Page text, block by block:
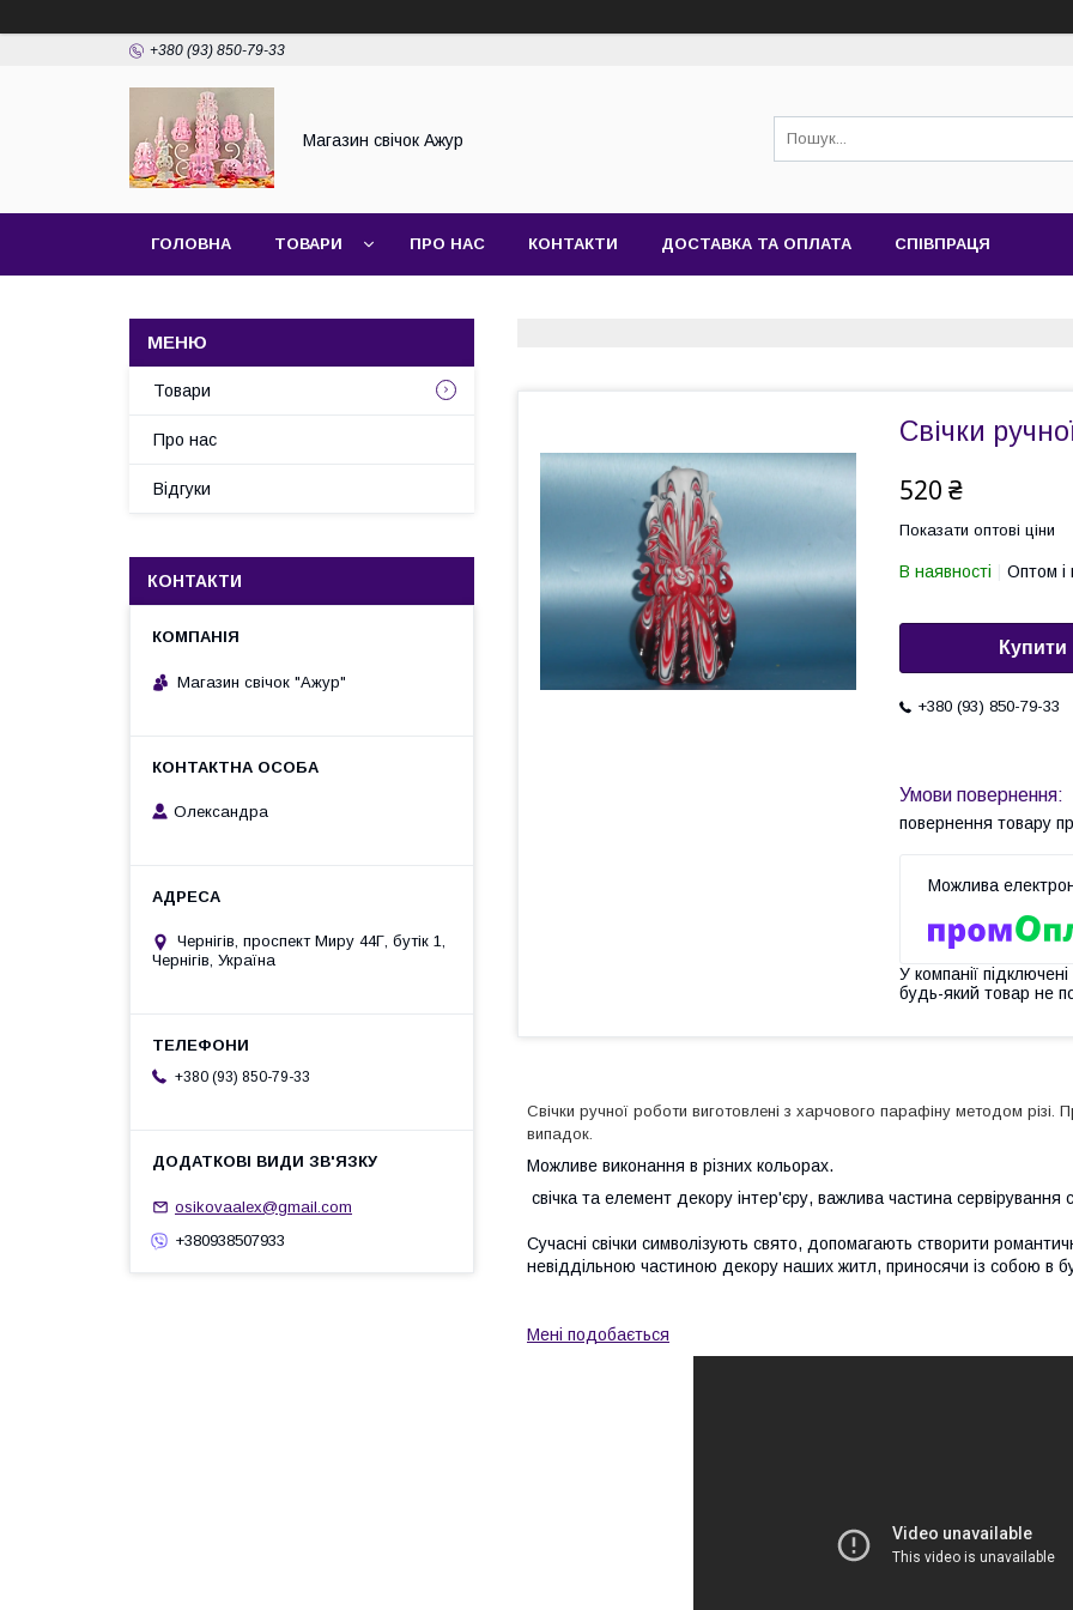
+380 (93) 850-79-33
Магазин свічок Ажур
ГОЛОВНА ТОВАРИ ПРО НАС КОНТАКТИ ДОСТАВКА ТА ОПЛАТА СПІВПРАЦЯ
Свічки
520 ₴
Показати оптові ціни
В наявності Оптом і
Купити
+380 (93) 850-79-33
повернення товару
У компанії
будь-який товар не
Свічки ручної роботи виготовлені з харчового парафіну методом
випадок.
Можливе виконання в різних кольорах.
свічка та елемент декору інтер'єру, важлива частина
Сучасні свічки символізують свято, допомагають створити
невіддільною частиною декору наших житл, приносячи із собою в
Мені подобається
Товари
Про нас
Відгуки
КОНТАКТИ
Магазин свічок "Ажур"
Олександра
Чернігів, проспект Миру 44Г, бутік 1,
Чернігів, Україна
+380 (93) 850-79-33
osikovaalex@gmail.com
+380938507933